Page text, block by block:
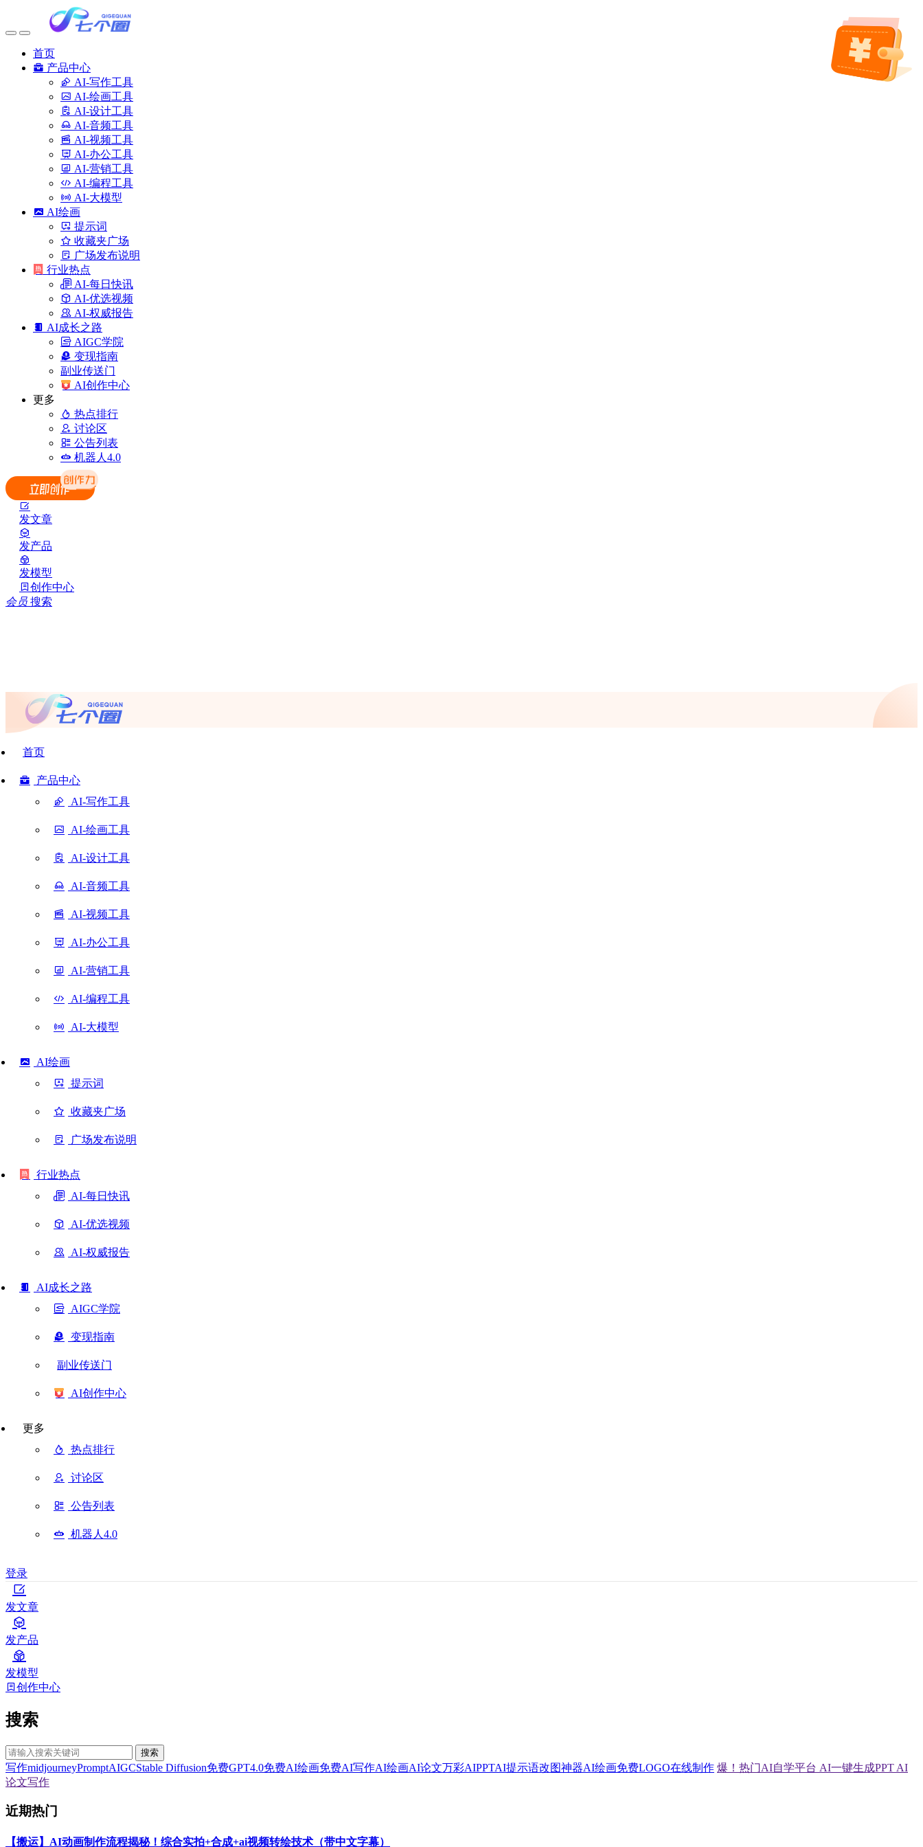
首页
产品中心
AI-写作工具
AI-绘画工具
AI-设计工具
AI-音频工具
AI-视频工具
AI-办公工具
AI-营销工具
AI-编程工具
AI-大模型
AI绘画
提示词
收藏夹广场
广场发布说明
行业热点
AI-每日快讯
AI-优选视频
AI-权威报告
AI成长之路
AIGC学院
变现指南
副业传送门
AI创作中心
更多
热点排行
讨论区
公告列表
机器人4.0
发文章
发产品
发模型
创作中心
会员 搜索
首页
产品中心
AI-写作工具
AI-绘画工具
AI-设计工具
AI-音频工具
AI-视频工具
AI-办公工具
AI-营销工具
AI-编程工具
AI-大模型
AI绘画
提示词
收藏夹广场
广场发布说明
行业热点
AI-每日快讯
AI-优选视频
AI-权威报告
AI成长之路
AIGC学院
变现指南
副业传送门
AI创作中心
更多
热点排行
讨论区
公告列表
机器人4.0
登录
发文章
发产品
发模型
创作中心
搜索
搜索
写作midjourneyPromptAIGCStable Diffusion免费GPT4.0免费AI绘画免费AI写作AI绘画AI论文万彩AIPPTAI提示语改图神器AI绘画免费LOGO在线制作 爆！热门AI自学平台 AI一键生成PPT AI
论文写作
近期热门
【搬运】AI动画制作流程揭秘！综合实拍+合成+ai视频转绘技术（带中文字幕）